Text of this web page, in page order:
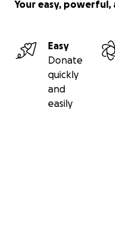
Your easy,
Easy
Donate
quickly
and
easily